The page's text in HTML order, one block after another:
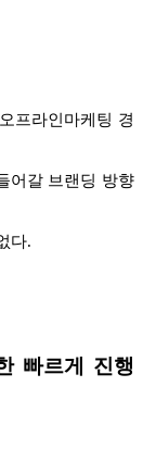
프라인마케팅 경
어갈 브랜딩 방향
다.
빠르게 진행